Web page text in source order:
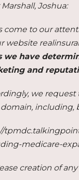
Marshall, Joshua:
come to our
website
we have
and
we request
including,
medicare-
creation of